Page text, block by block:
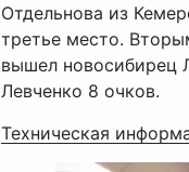
Отдельнова из
третье место.
вышел новосибирец
Левченко 8 очков.
Техническая